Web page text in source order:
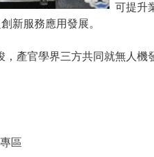
可提升
新服務應用發展。
產官學界三方共同就無人機
區